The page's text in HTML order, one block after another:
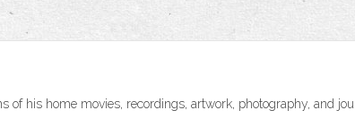
his home movies, recordings, artwork, photography, and